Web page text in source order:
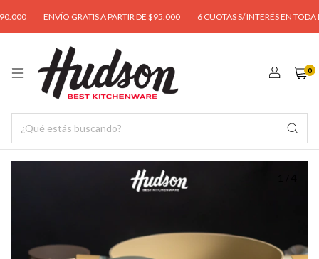
ENVÍO GRATIS A PARTIR DE $95.000 6 CUOTAS S/ INTERÉS EN TODA LA
0